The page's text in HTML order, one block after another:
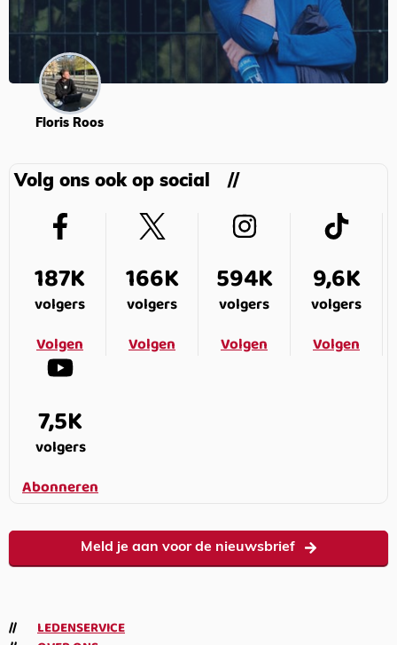
Floris Roos
Volg ons ook op social
187K
volgers
Volgen
166K
volgers
Volgen
594K
volgers
Volgen
9,6K
volgers
Volgen
7,5K
volgers
Abonneren
Meld je aan voor de nieuwsbrief
LEDENSERVICE